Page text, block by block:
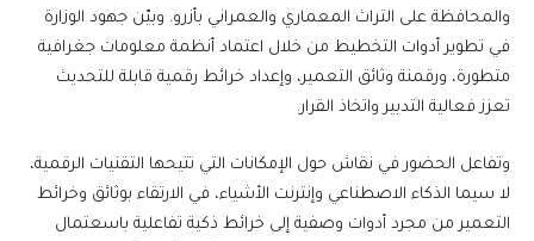
والمحافظة على التراث المعماري والعمراني بأزرو. وبيّن جهود الوزارة
في تطوير أدوات التخطيط من خلال اعتماد أنظمة معلومات جغرافية
متطورة، ورقمنة وثائق التعمير، وإعداد خرائط رقمية قابلة للتحديث
تعزز فعالية التدبير واتخاذ القرار.
وتفاعل الحضور في نقاش حول الإمكانات التي تتيحها التقنيات الرقمية،
لا سيما الذكاء الاصطناعي وإنترنت الأشياء، في الارتقاء بوثائق وخرائط
التعمير من مجرد أدوات وصفية إلى خرائط ذكية تفاعلية باسعتمال